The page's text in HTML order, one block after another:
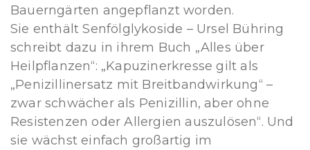
Bauerngärten angepflanzt worden.
Sie enthält Senfölglykoside – Ursel Bühring
schreibt dazu in ihrem Buch „Alles über
Heilpflanzen“: „Kapuzinerkresse gilt als
„Penizillinersatz mit Breitbandwirkung“ –
zwar schwächer als Penizillin, aber ohne
Resistenzen oder Allergien auszulösen“. Und
sie wächst einfach großartig im